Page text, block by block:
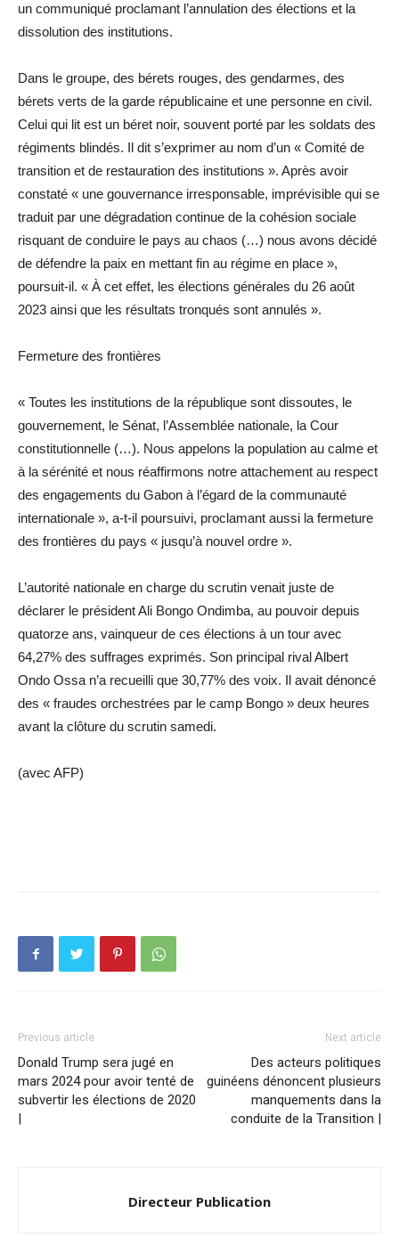
un communiqué proclamant l’annulation des élections et la
dissolution des institutions.
Dans le groupe, des bérets rouges, des gendarmes, des
bérets verts de la garde républicaine et une personne en civil.
Celui qui lit est un béret noir, souvent porté par les soldats des
régiments blindés. Il dit s’exprimer au nom d’un « Comité de
transition et de restauration des institutions ». Après avoir
constaté « une gouvernance irresponsable, imprévisible qui se
traduit par une dégradation continue de la cohésion sociale
risquant de conduire le pays au chaos (…) nous avons décidé
de défendre la paix en mettant fin au régime en place »,
poursuit-il. « À cet effet, les élections générales du 26 août
2023 ainsi que les résultats tronqués sont annulés ».
Fermeture des frontières
« Toutes les institutions de la république sont dissoutes, le
gouvernement, le Sénat, l’Assemblée nationale, la Cour
constitutionnelle (…). Nous appelons la population au calme et
à la sérénité et nous réaffirmons notre attachement au respect
des engagements du Gabon à l’égard de la communauté
internationale », a-t-il poursuivi, proclamant aussi la fermeture
des frontières du pays « jusqu’à nouvel ordre ».
L’autorité nationale en charge du scrutin venait juste de
déclarer le président Ali Bongo Ondimba, au pouvoir depuis
quatorze ans, vainqueur de ces élections à un tour avec
64,27% des suffrages exprimés. Son principal rival Albert
Ondo Ossa n’a recueilli que 30,77% des voix. Il avait dénoncé
des « fraudes orchestrées par le camp Bongo » deux heures
avant la clôture du scrutin samedi.
(avec AFP)
Previous article
Donald Trump sera jugé en
mars 2024 pour avoir tenté de
subvertir les élections de 2020
|
Next article
Des acteurs politiques
guinéens dénoncent plusieurs
manquements dans la
conduite de la Transition |
Directeur Publication